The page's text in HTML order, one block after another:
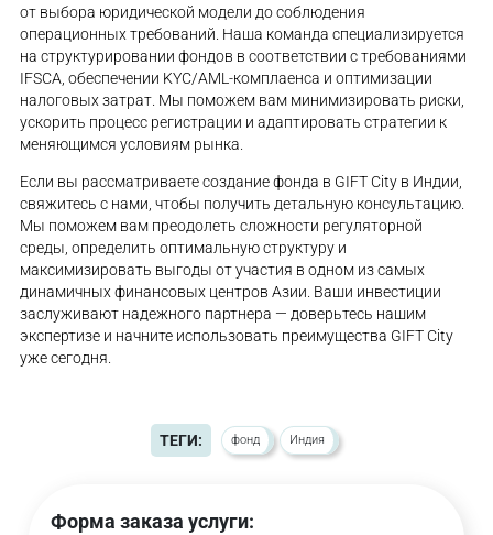
от выбора юридической модели до соблюдения
операционных требований. Наша команда специализируется
на структурировании фондов в соответствии с требованиями
IFSCA, обеспечении KYC/AML-комплаенса и оптимизации
налоговых затрат. Мы поможем вам минимизировать риски,
ускорить процесс регистрации и адаптировать стратегии к
меняющимся условиям рынка.
Если вы рассматриваете создание фонда в GIFT City в Индии,
свяжитесь с нами, чтобы получить детальную консультацию.
Мы поможем вам преодолеть сложности регуляторной
среды, определить оптимальную структуру и
максимизировать выгоды от участия в одном из самых
динамичных финансовых центров Азии. Ваши инвестиции
заслуживают надежного партнера — доверьтесь нашим
экспертизе и начните использовать преимущества GIFT City
уже сегодня.
ТЕГИ: фонд Индия
Форма заказа услуги: